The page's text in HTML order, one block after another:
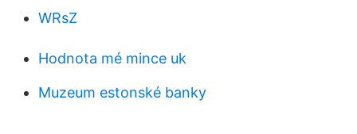
WRsZ
Hodnota mé mince uk
Muzeum estonské banky